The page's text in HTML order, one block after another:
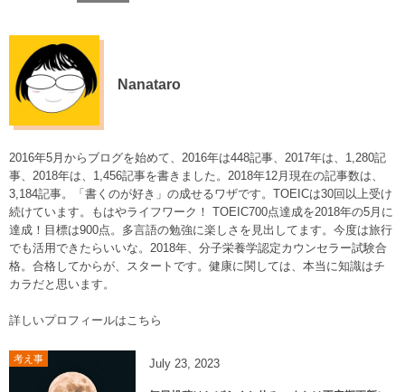
Nanataro
2016年5月からブログを始めて、2016年は448記事、2017年は、1,280記
事、2018年は、1,456記事を書きました。2018年12月現在の記事数は、
3,184記事。「書くのが好き」の成せるワザです。TOEICは30回以上受け
続けています。もはやライフワーク！ TOEIC700点達成を2018年の5月に
達成！目標は900点。多言語の勉強に楽しさを見出してます。今度は旅行
でも活用できたらいいな。2018年、分子栄養学認定カウンセラー試験合
格。合格してからが、スタートです。健康に関しては、本当に知識はチ
カラだと思います。
詳しいプロフィールはこちら
考え事 July 23, 2023